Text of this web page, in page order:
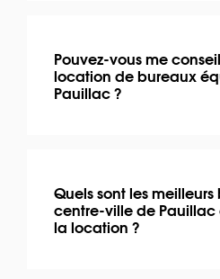
Pouvez-vous me
location de bureaux
Pauillac ?
Quels sont les
centre-ville de Pauillac
la location ?